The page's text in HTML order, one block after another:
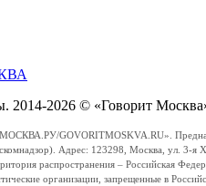
2014-2026 © «Говорит
GOVORITMOSKVA.RU».
Адрес: 123298, Москва, ул. 3-
распространения – Российская
организации, запрещенные в